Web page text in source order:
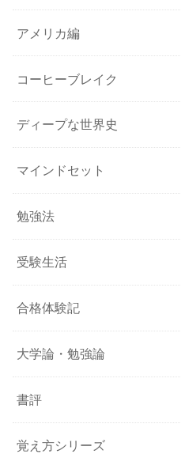
アメリカ編
コーヒーブレイク
ディープな世界史
マインドセット
勉強法
受験生活
合格体験記
大学論・勉強論
書評
覚え方シリーズ